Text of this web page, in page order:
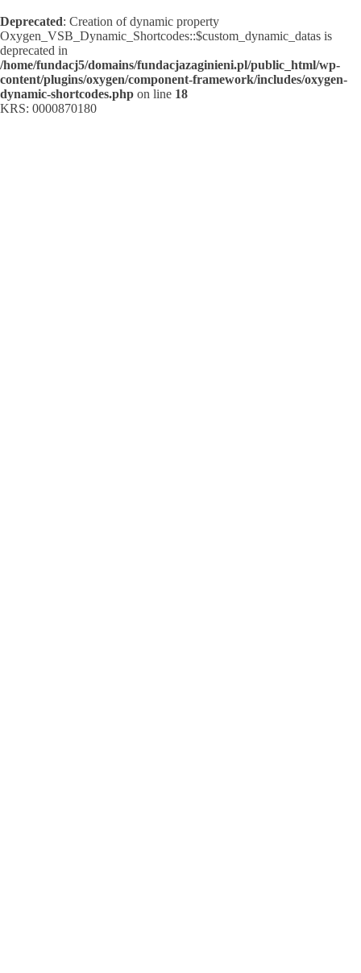
Deprecated: Creation of dynamic property
Oxygen_VSB_Dynamic_Shortcodes::$custom_dynamic_datas is
deprecated in
/home/fundacj5/domains/fundacjazaginieni.pl/public_html/wp-
content/plugins/oxygen/component-framework/includes/oxygen-
dynamic-shortcodes.php on line 18
KRS: 0000870180